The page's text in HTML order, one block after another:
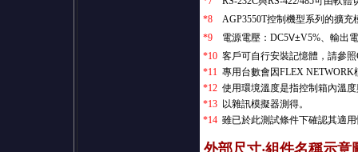
*8
AGP3550T控制機型系列的擴
*9
電源電壓：DC5V±V5%、輸出
*10 客戶可自行安裝記憶體，請參照
*11 專用台數會因FLEX
*12 使用環境溫度是指控制箱內溫
*13 以雜訊模擬器測得。
*14 雖已於此測試條件下確認其適
外部尺寸‧組件名稱示意